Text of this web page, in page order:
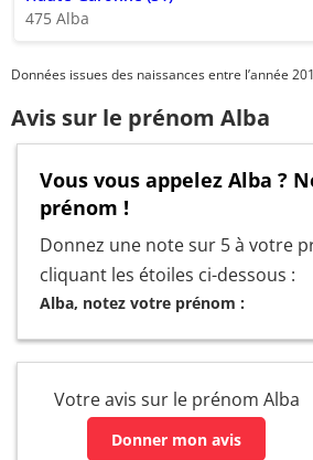
475 Alba
Données issues des naissances entre l’année
Avis sur le prénom Alba
Vous vous appelez Alba ?
prénom !
Donnez une note sur 5 à votre
cliquant les étoiles ci-dessous :
Alba, notez votre prénom :
Votre avis sur le prénom Alba
Donner mon avis